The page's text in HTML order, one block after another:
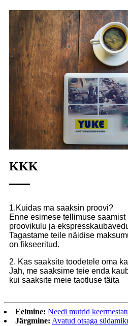
KKK
1.Kuidas ma saaksin proovi?
Enne esimese tellimuse
proovikulu ja
Tagastame teile näidise
on fikseeritud.
2. Kas saaksite toodetele oma
Jah, me saaksime teie enda
kui saaksite meie taotluse täita
Eelmine: Needi mutrid
Järgmine: Avatud otsaga